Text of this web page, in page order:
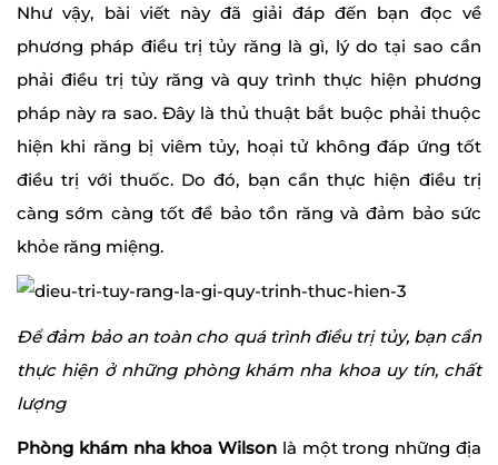
Như vậy, bài viết này đã giải đáp đến bạn đọc về
phương pháp điều trị tủy răng là gì, lý do tại sao cần
phải điều trị tủy răng và quy trình thực hiện phương
pháp này ra sao. Đây là thủ thuật bắt buộc phải thuộc
hiện khi răng bị viêm tủy, hoại tử không đáp ứng tốt
điều trị với thuốc. Do đó, bạn cần thực hiện điều trị
càng sớm càng tốt để bảo tồn răng và đảm bảo sức
khỏe răng miệng.
Để đảm bảo an toàn cho quá trình điều trị tủy, bạn cần
thực hiện ở những phòng khám nha khoa uy tín, chất
lượng
Phòng khám nha khoa Wilson là một trong những địa